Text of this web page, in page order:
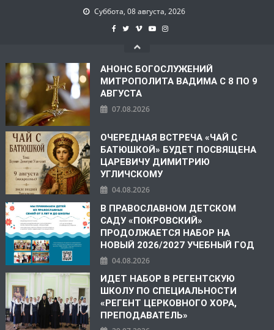
Суббота, 08 августа, 2026
АНОНС БОГОСЛУЖЕНИЙ
МИТРОПОЛИТА ВАДИМА С 8 ПО 9
АВГУСТА
07.08.2026
ОЧЕРЕДНАЯ ВСТРЕЧА «ЧАЙ С
БАТЮШКОЙ» БУДЕТ ПОСВЯЩЕНА
ЦАРЕВИЧУ ДИМИТРИЮ
УГЛИЧСКОМУ
04.08.2026
В ПРАВОСЛАВНОМ ДЕТСКОМ
САДУ «ПОКРОВСКИЙ»
ПРОДОЛЖАЕТСЯ НАБОР НА
НОВЫЙ 2026/2027 УЧЕБНЫЙ ГОД
04.08.2026
ИДЕТ НАБОР В РЕГЕНТСКУЮ
ШКОЛУ ПО СПЕЦИАЛЬНОСТИ
«РЕГЕНТ ЦЕРКОВНОГО ХОРА,
ПРЕПОДАВАТЕЛЬ»